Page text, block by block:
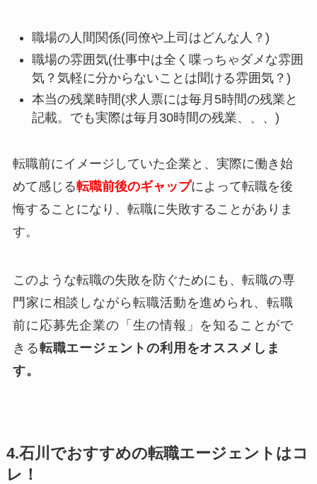
職場の人間関係(同僚や上司はどんな人？)
職場の雰囲気(仕事中は全く喋っちゃダメな雰囲
気？気軽に分からないことは聞ける雰囲気？)
本当の残業時間(求人票には毎月5時間の残業と
記載。でも実際は毎月30時間の残業、、、)
転職前にイメージしていた企業と、実際に働き始
めて感じる転職前後のギャップによって転職を後
悔することになり、転職に失敗することがありま
す。
このような転職の失敗を防ぐためにも、 転職の専
門家に相談しながら転職活動を進められ、転職
前に応募先企業の「生の情報」を知ることがで
きる転職エージェントの利用をオススメしま
す。
4.石川でおすすめの転職エージェントはコ
レ！